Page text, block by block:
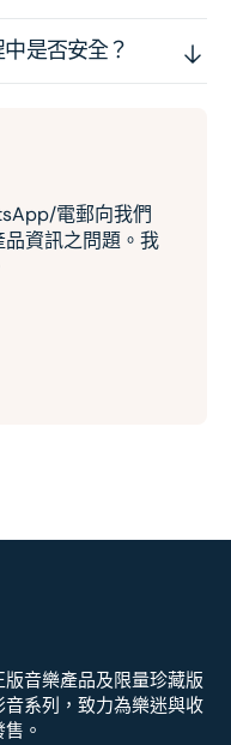
是否安全？
電郵向我們
資訊之問題。我
音樂產品及限量珍藏版
系列，致力為樂迷與收
。